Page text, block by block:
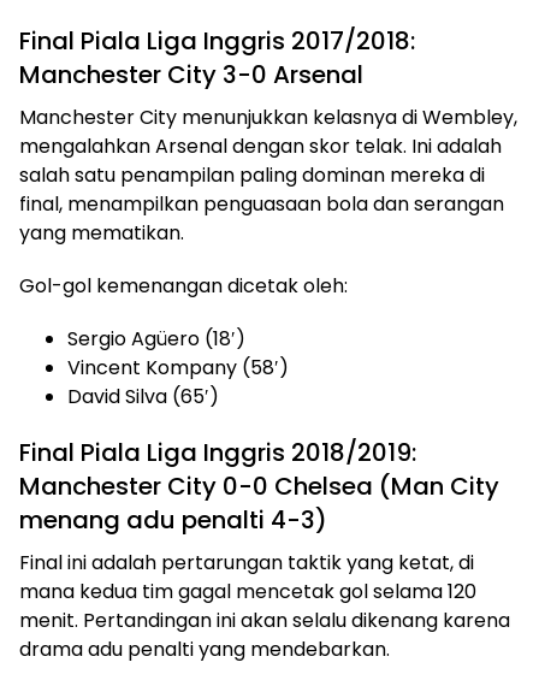
Final Piala Liga Inggris 2017/2018:
Manchester City 3-0 Arsenal
Manchester City menunjukkan kelasnya di Wembley,
mengalahkan Arsenal dengan skor telak. Ini adalah
salah satu penampilan paling dominan mereka di
final, menampilkan penguasaan bola dan serangan
yang mematikan.
Gol-gol kemenangan dicetak oleh:
Sergio Agüero (18′)
Vincent Kompany (58′)
David Silva (65′)
Final Piala Liga Inggris 2018/2019:
Manchester City 0-0 Chelsea (Man City
menang adu penalti 4-3)
Final ini adalah pertarungan taktik yang ketat, di
mana kedua tim gagal mencetak gol selama 120
menit. Pertandingan ini akan selalu dikenang karena
drama adu penalti yang mendebarkan.